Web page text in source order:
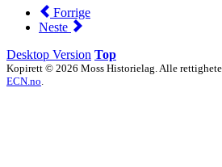
Forrige
Neste
Desktop Version Top
Kopirett © 2026 Moss Historielag. Alle
ECN.no